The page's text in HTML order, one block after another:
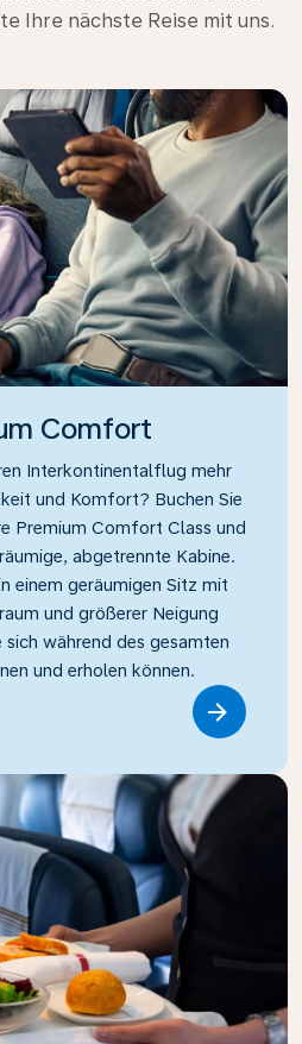
Ihre nächste Reise mit uns.
Comfort
Interkontinentalflug mehr
und Komfort? Buchen Sie
Premium Comfort Class und
abgetrennte Kabine.
einem geräumigen Sitz mit
und größerer Neigung
sich während des gesamten
und erholen können.